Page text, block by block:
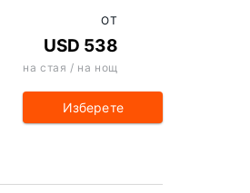
ОТ
USD 538
на стая / на нощ
Изберете